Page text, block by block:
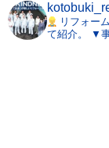
リフォー
て紹介。
▼